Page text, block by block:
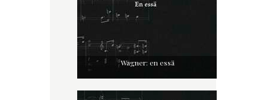
Wagner: en essä